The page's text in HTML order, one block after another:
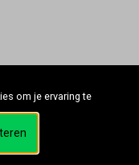
om je ervaring te